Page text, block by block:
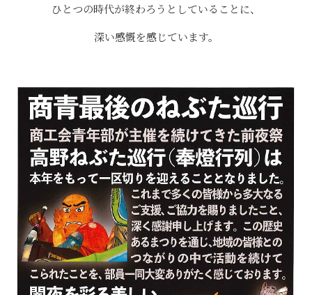
ひとつの時代が終わろうとしていることに、
深い感慨を感じています。